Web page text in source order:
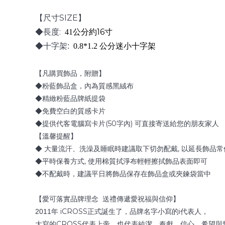
【尺寸SIZE 】
◆長度: 41公分約16寸
◆十字架: 0.8*1.2 公分迷小十字架
【凡購買飾品，附贈】
◆粉藍飾品盒，內為質感黑絨布
◆精緻粉藍品牌紙提袋
◆免費空白的質感卡片
◆提供代客電腦寫卡片(50字內) 可直接寄送給您的朋友家人
【溫馨提醒】
◆ 大量流汗、洗澡及睡眠時建議取下切勿配戴, 以延長飾品
◆平時保養方式, 使用棉質拭淨布輕輕擦拭飾品表面即可
◆不配戴時，建議平日將飾品保存在飾品盒或夾鍊袋當中
【愛可落實品牌理念 送禮傳遞愛祝福與信仰】
2011年 iCROSS正式誕生了，品牌名字小寫的i代表人，